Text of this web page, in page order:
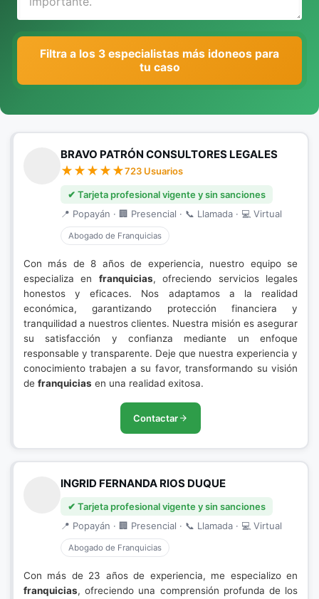
Filtra a los 3 especialistas más idoneos para
tu caso
BRAVO PATRÓN CONSULTORES LEGALES
723 Usuarios
✔ Tarjeta profesional vigente y sin sanciones
📍 Popayán · 🏢 Presencial · 📞 Llamada · 💻 Virtual
Abogado de Franquicias
Con más de 8 años de experiencia, nuestro equipo se
especializa en franquicias, ofreciendo servicios legales
honestos y eficaces. Nos adaptamos a la realidad
económica, garantizando protección financiera y
tranquilidad a nuestros clientes. Nuestra misión es asegurar
su satisfacción y confianza mediante un enfoque
responsable y transparente. Deje que nuestra experiencia y
conocimiento trabajen a su favor, transformando su visión
de franquicias en una realidad exitosa.
Contactar
INGRID FERNANDA RIOS DUQUE
✔ Tarjeta profesional vigente y sin sanciones
📍 Popayán · 🏢 Presencial · 📞 Llamada · 💻 Virtual
Abogado de Franquicias
Con más de 23 años de experiencia, me especializo en
franquicias, ofreciendo una comprensión profunda de los